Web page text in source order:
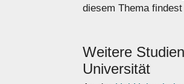
diesem Thema
Weitere
Universität